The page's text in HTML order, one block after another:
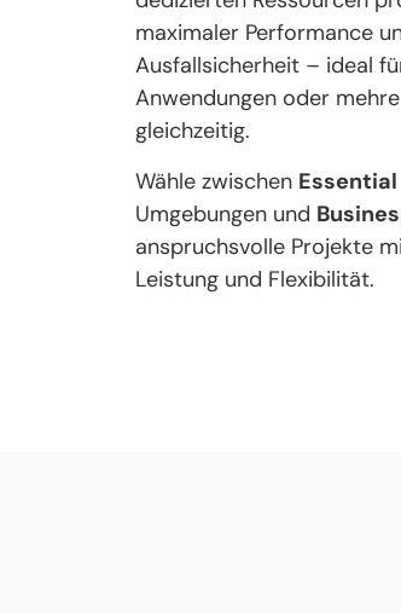
maximaler Performance
Ausfallsicherheit – ideal
Anwendungen oder
gleichzeitig.
Wähle zwischen Essential
Umgebungen und
anspruchsvolle Projekte
Leistung und Flexibilität.